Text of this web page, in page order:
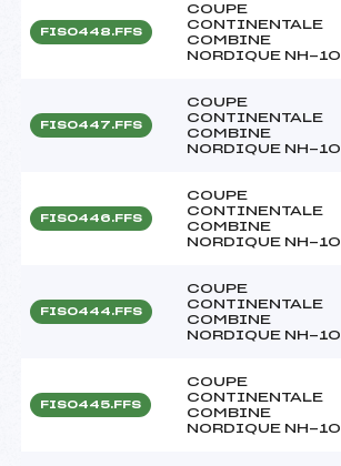
FIS0448.FFS
COUPE
CONTINENTALE
COMBINE
NORDIQUE NH-10
FIS0447.FFS
COUPE
CONTINENTALE
COMBINE
NORDIQUE NH-10
FIS0446.FFS
COUPE
CONTINENTALE
COMBINE
NORDIQUE NH-10
FIS0444.FFS
COUPE
CONTINENTALE
COMBINE
NORDIQUE NH-10
FIS0445.FFS
COUPE
CONTINENTALE
COMBINE
NORDIQUE NH-10